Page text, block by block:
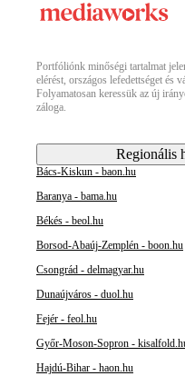
Portfóliónk minőségi tartalmat
elérést, országos lefedettséget és
Folyamatosan keressük az új
záloga.
Regionális
Bács-Kiskun - baon.hu
Baranya - bama.hu
Békés - beol.hu
Borsod-Abaúj-Zemplén - boon.hu
Csongrád - delmagyar.hu
Dunaújváros - duol.hu
Fejér - feol.hu
Győr-Moson-Sopron -
Hajdú-Bihar - haon.hu